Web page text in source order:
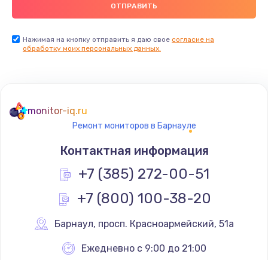
Заказать
Настройка Wi-Fi
от 1195 руб.
Ремонт подсветки
Заказать
от 1645 руб.
Нажимая на кнопку отправить я даю свое согласие на
обработку моих персональных данных.
monitor-iq.ru
Ремонт мониторов в Барнауле
Контактная информация
+7 (385) 272-00-51
+7 (800) 100-38-20
Барнаул, просп. Красноармейский, 51а
Ежедневно с 9:00 до 21:00